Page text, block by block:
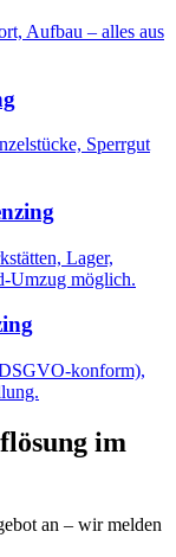
Aufbau – alles aus
Sperrgut
Lager,
Umzug möglich.
konform),
im
an – wir melden